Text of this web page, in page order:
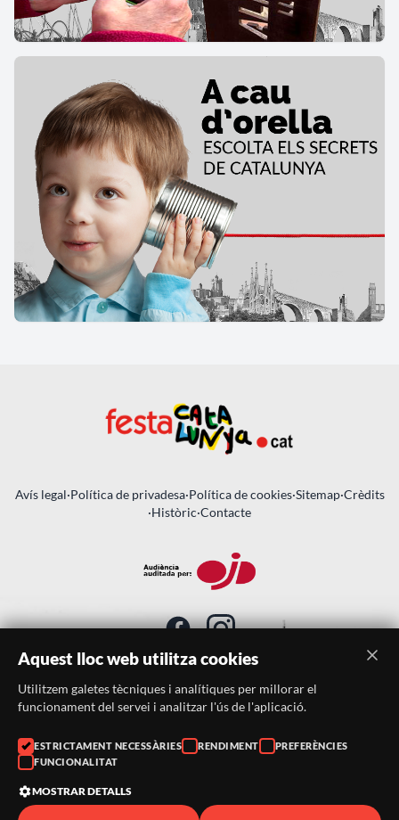
Avís legal·Política de privadesa·Política de cookies·Sitemap·Crèdits
·Històric·Contacte
SUBSCRIU-TE AL BUTLLETÍ
Telèfon:
938046359
Correu:
Aquest lloc web utilitza cookies
Utilitzem galetes tècniques i analítiques per millorar el
funcionament del servei i analitzar l'ús de l'aplicació.
ESTRICTAMENT NECESSÀRIES RENDIMENT
PREFERÈNCIES
FUNCIONALITAT
MOSTRAR DETALLS